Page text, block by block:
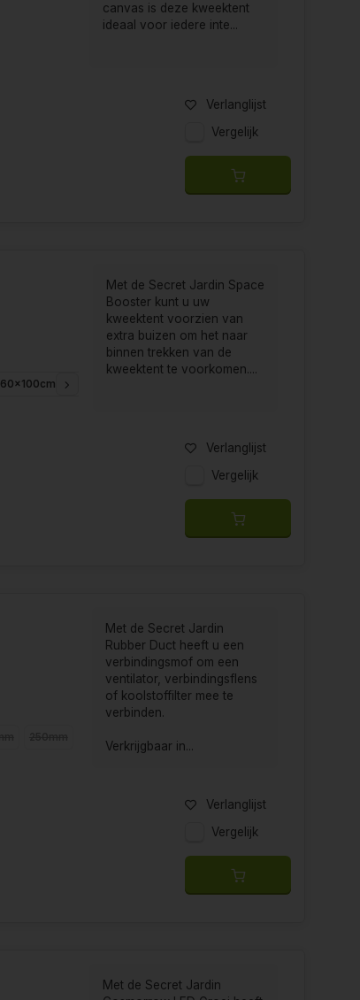
canvas is deze kweektent
ideaal voor iedere inte...
Verlanglijst
Vergelijk
60x100cm tot 90x150cm (Ø16-19 mm)
Met de Secret Jardin Space
Booster kunt u uw
kweektent voorzien van
extra buizen om het naar
binnen trekken van de
kweektent te voorkomen....
Verlanglijst
Vergelijk
Met de Secret Jardin
Rubber Duct heeft u een
verbindingsmof om een
ventilator, verbindingsflens
of koolstoffilter mee te
verbinden.
Verkrijgbaar in...
Verlanglijst
Vergelijk
Met de Secret Jardin